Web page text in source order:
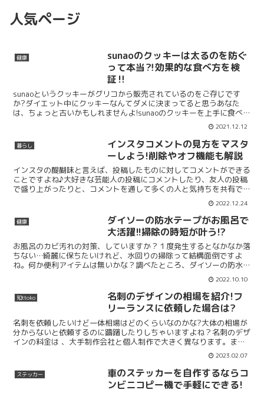
人気ページ
健康
sunaoのクッキーは太るのを防ぐ
って本当⁈効果的な食べ方を検
証‼
sunaoというクッキーがグリコから販売されているのをご存じです
か?ダイエット中にクッキーなんてダメに決まってると思うあなた
は、ちょっと古いかもしれませんよ!sunaoのクッキーを上手に食べれ
2021.12.12
暮らし
インスタコメントの見方をマスタ
ーしよう!削除やオフ機能も解説
インスタの醍醐味と言えば、投稿したものに対してコメントができる
ことですよね♪大好きな芸能人の投稿にコメントしたり、友人の投稿
で盛り上がったりと、コメントを通して多くの人と気持ちを共有でき
ます。コメントの見方や機能を上手に活用することで、もっ...2022.12.24
健康
ダイソーの防水テープがお風呂で
大活躍!!掃除の時短が叶う!?
お風呂のカビ汚れの対策、していますか？１度発生するとなかなか落
ちない…綺麗に保ちたいけれど、水回りの掃除って結構面倒ですよ
ね。何か便利アイテムは無いかな？調べたところ、ダイソーの防水テ
ープがおすすめに挙がっていました！「カビ汚れ防止マスキン...2022.10.10
知ttoko
名刺のデザインの相場を紹介!フ
リーランスに依頼した場合は?
名刺を依頼したいけど一体相場はどのくらいなのかな?大体の相場が
分からないと依頼するのに躊躇したりしちゃいますよね？名刺のデザ
インの料金は 、大手制作会社と個人制作で大きく異なります。また
名刺のデザイン相場は地域によっても異なる様です。こちら...2023.02.07
ステッカー
車のステッカーを自作するならコ
ンビニコピー機で手軽にできる!